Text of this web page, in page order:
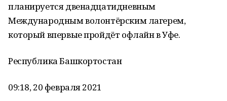
планируется двенадцатидневным
Международным волонтёрским лагерем,
который впервые пройдёт офлайн в Уфе.
Республика Башкортостан
09:18, 20 февраля 2021